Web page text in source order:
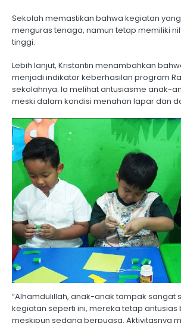
Sekolah memastikan bahwa kegiatan
menguras tenaga, namun tetap memiliki
tinggi.
Lebih lanjut, Kristantin menambahkan
menjadi indikator keberhasilan program
sekolahnya. Ia melihat antusiasme anak-
meski dalam kondisi menahan lapar dan
“Alhamdulillah, anak-anak tampak sangat
kegiatan seperti ini, mereka tetap antusias
meskipun sedang berpuasa. Aktivitasnya